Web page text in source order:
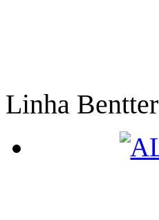
Linha Bentter